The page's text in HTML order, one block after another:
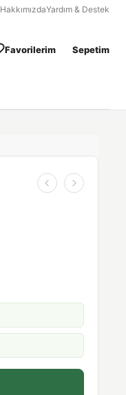
HakkımızdaYardım & Destek
Favorilerim Sepetim